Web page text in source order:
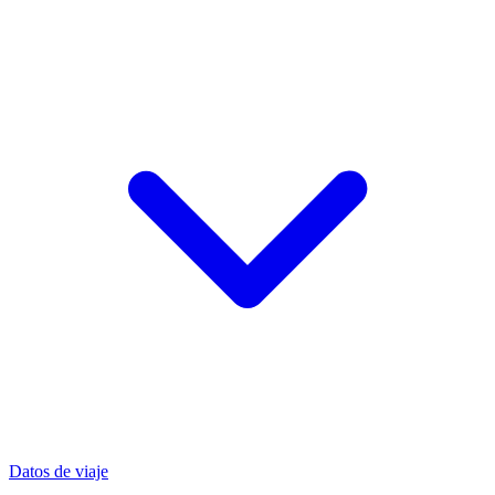
Datos de viaje